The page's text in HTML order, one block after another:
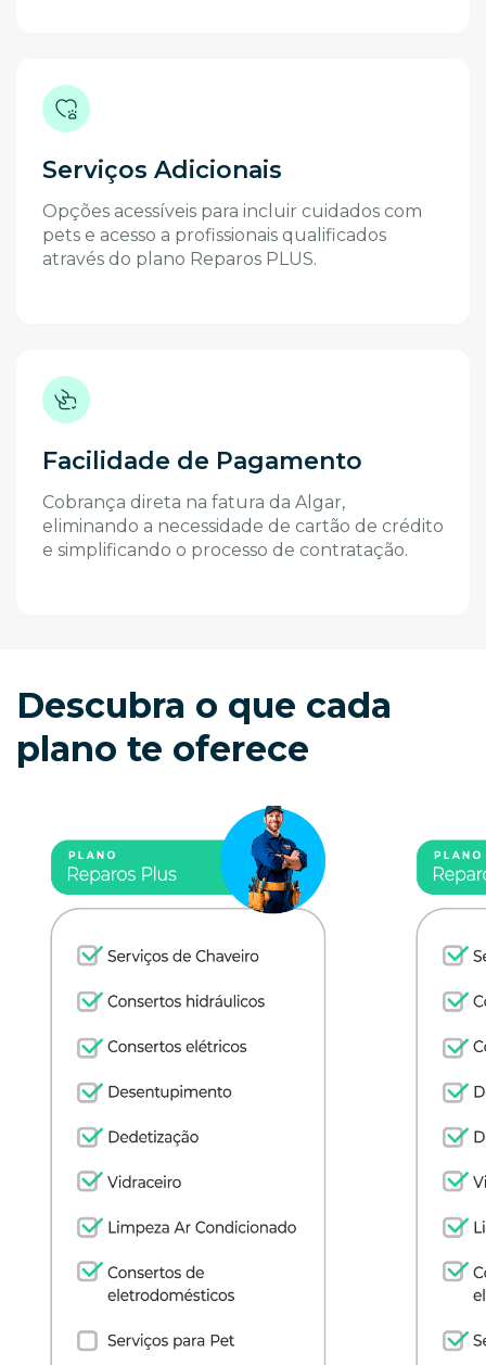
Serviços Adicionais
Opções acessíveis para incluir cuidados com
pets e acesso a profissionais qualificados
através do plano Reparos PLUS.
Facilidade de Pagamento
Cobrança direta na fatura da Algar,
eliminando a necessidade de cartão de crédito
e simplificando o processo de contratação.
Descubra o que cada
plano te oferece